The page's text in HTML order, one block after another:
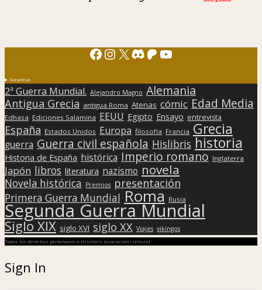
Facebook
Instagram
X Discord
Patreon
YouTube
Sorpresa
2ª Guerra Mundial. Alejandro Magno Alemania
Antigua Grecia antigua Roma Atenas cómic Edad Media
Edhasa Ediciones Salamina EEUU Egipto Ensayo entrevista
España Estados Unidos Europa filosofía Francia Grecia
guerra Guerra civil española Hislibris historia
Historia de España histórica Imperio romano Inglaterra
Japón libros literatura nazismo novela
Novela histórica Premios presentación
Primera Guerra Mundial Roma Rusia
Segunda Guerra Mundial
Siglo XIX siglo XVI siglo XX Viajes vikingos
Todos los derechos pertenecen a Hislibris Asociación cultural
Sign In